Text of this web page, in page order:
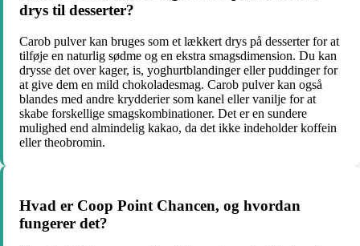
drys til desserter?
Carob pulver kan bruges som et lækkert drys på desserter for at
tilføje en naturlig sødme og en ekstra smagsdimension. Du kan
drysse det over kager, is, yoghurtblandinger eller puddinger for
at give dem en mild chokoladesmag. Carob pulver kan også
blandes med andre krydderier som kanel eller vanilje for at
skabe forskellige smagskombinationer. Det er en sundere
mulighed end almindelig kakao, da det ikke indeholder koffein
eller theobromin.
Hvad er Coop Point Chancen, og hvordan
fungerer det?